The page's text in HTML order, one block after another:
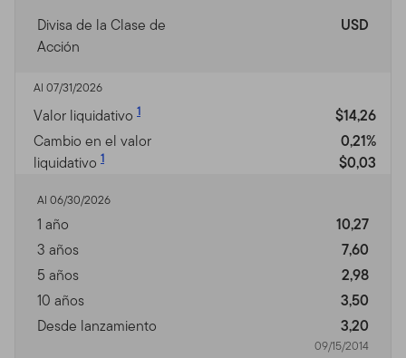
Divisa de la Clase de
Acción
USD
Al 07/31/2026
Valor liquidativo 1
$14,26
Cambio en el valor
liquidativo 1
0,21%
$0,03
Al 06/30/2026
1 año
10,27
3 años
7,60
5 años
2,98
10 años
3,50
Desde lanzamiento
3,20
09/15/2014